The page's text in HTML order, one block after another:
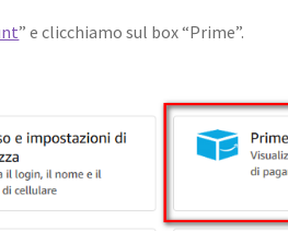
” e clicchiamo sul box “Prime”.